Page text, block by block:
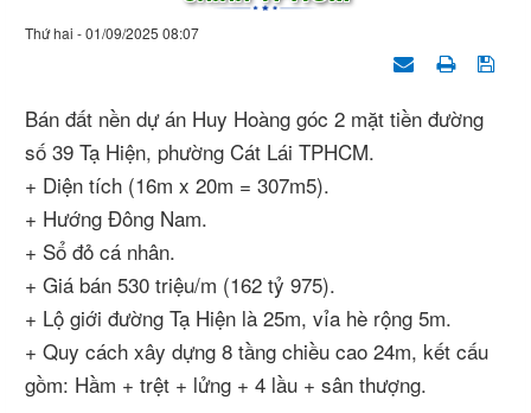
Thứ hai - 01/09/2025 08:07
Bán đất nền dự án Huy Hoàng góc 2 mặt tiền đường
số 39 Tạ Hiện, phường Cát Lái TPHCM.
+ Diện tích (16m x 20m = 307m5).
+ Hướng Đông Nam.
+ Sổ đỏ cá nhân.
+ Giá bán 530 triệu/m (162 tỷ 975).
+ Lộ giới đường Tạ Hiện là 25m, vỉa hè rộng 5m.
+ Quy cách xây dựng 8 tầng chiều cao 24m, kết cấu
gồm: Hầm + trệt + lửng + 4 lầu + sân thượng.